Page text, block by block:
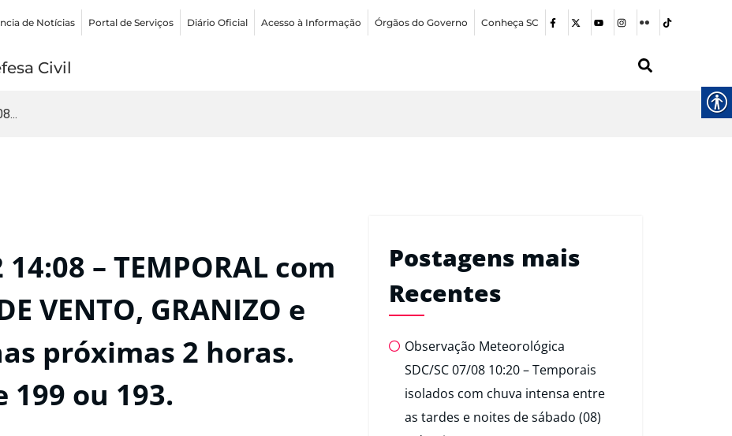
de Notícias Portal de Serviços Diário Oficial Acesso à Informação Órgãos do Governo Conheça SC
Civil
– TEMPORAL com
VENTO, GRANIZO e
próximas 2 horas.
ou 193.
Postagens mais
Recentes
Observação Meteorológica
SDC/SC 07/08 10:20 – Temporais
isolados com chuva intensa entre
as tardes e noites de sábado (08)